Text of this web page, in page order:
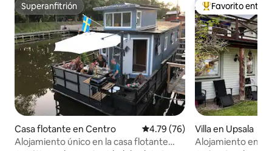
Superanfitrión
Superanfitrión
Casa flotante en Centro Calificación promedio: 4.79 de
4.79 (76)
Alojamiento único en la casa flotante
Favorito entre
Favorito entre
Villa en Upsala
Alojamiento en